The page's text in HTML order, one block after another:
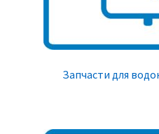
Запчасти для